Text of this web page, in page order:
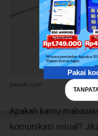
pexels.com
Apakah kamu
komunikasi visual?
Pakai